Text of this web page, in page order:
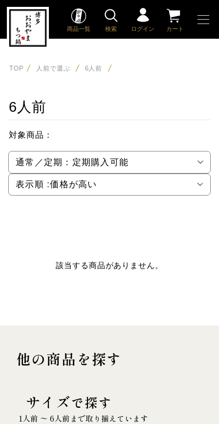
商品一覧 検索 ログイン カート
TOP 人前で選ぶ 6人前
6人前
対象商品：
通常／定期： 定期購入可能
表示順 :価格が高い
該当する商品がありません。
他の商品を探す
サイズで探す
1人前 〜 6人前まで取り揃えています